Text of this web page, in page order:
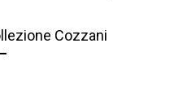
Cozzani